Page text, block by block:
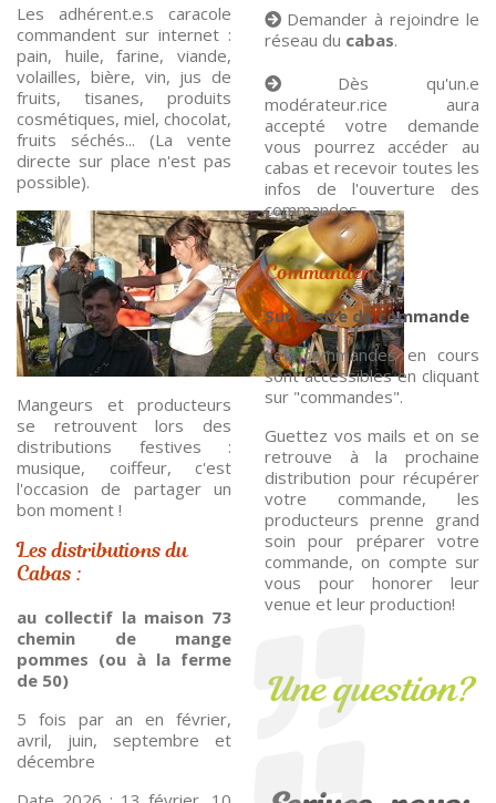
Les adhérent.e.s caracole
commandent sur internet :
pain, huile, farine, viande,
volailles, bière, vin, jus de
fruits, tisanes, produits
cosmétiques, miel, chocolat,
fruits séchés... (La vente
directe sur place n'est pas
possible).
Mangeurs et producteurs
se retrouvent lors des
distributions festives :
musique, coiffeur, c'est
l'occasion de partager un
bon moment !
Les distributions du
Cabas :
au collectif la maison 73
chemin de mange
pommes (ou à la ferme
de 50)
5 fois par an en février,
avril, juin, septembre et
décembre
Demander à rejoindre le
réseau du cabas.
Dès qu'un.e
modérateur.rice aura
accepté votre demande
vous pourrez accéder au
cabas et recevoir toutes les
infos de l'ouverture des
commandes.
Commander:
Sur le site de commande
Les commandes en cours
sont accessibles en cliquant
sur "commandes".
Guettez vos mails et on se
retrouve à la prochaine
distribution pour récupérer
votre commande, les
producteurs prenne grand
soin pour préparer votre
commande, on compte sur
vous pour honorer leur
venue et leur production!
Une question?